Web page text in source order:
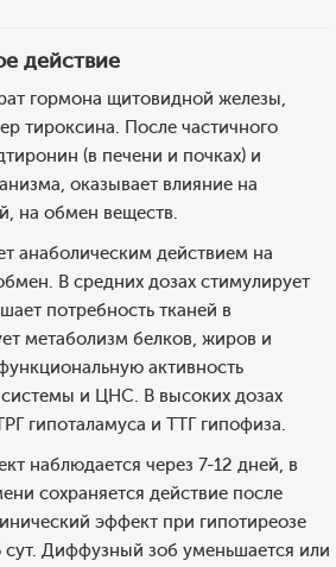
действие
гормона щитовидной железы,
тироксина. После частичного
(в печени и почках) и
оказывает влияние на
на обмен веществ.
анаболическим действием на
В средних дозах стимулирует
потребность тканей в
метаболизм белков, жиров и
активность
и ЦНС. В высоких дозах
гипоталамуса и ТТГ гипофиза.
наблюдается через 7-12 дней, в
сохраняется действие после
эффект при гипотиреозе
сут. Диффузный зоб уменьшается или